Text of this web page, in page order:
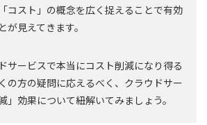
コスト」の概念を広く捉えることで有効
見えてきます。
サービスで本当にコスト削減になり得る
の方の疑問に応えるべく、クラウドサー
」効果について紐解いてみましょう。